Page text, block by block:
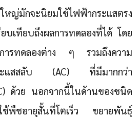
หญ่มักจะนิยมใช้ไฟฟ้ากระแสตรง
บเทียบถึงผลการทดลองที่ได้ โดย
การทดลองต่าง ๆ รวมถึงความ
ระแสสลับ (AC) ที่มีมากกว่า
ด้วย นอกจากนี้ในด้านของชนิด
ช้พืชอายุสั้นที่โตเร็ว ขยายพันธุ์